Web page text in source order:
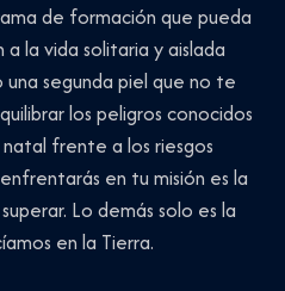
de formación que pueda
la vida solitaria y aislada
segunda piel que no te
los peligros conocidos
frente a los riesgos
en tu misión es la
Lo demás solo es la
en la Tierra.